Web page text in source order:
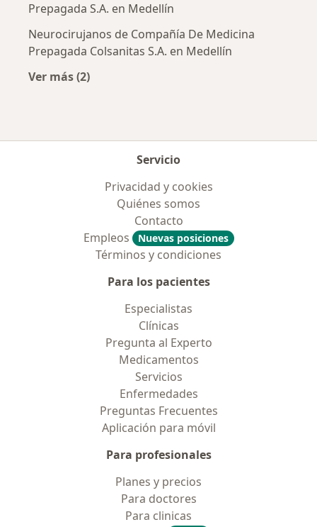
Prepagada S.A. en Medellín
Neurocirujanos de Compañía De Medicina
Prepagada Colsanitas S.A. en Medellín
Ver más (2)
Servicio
Privacidad y cookies
Quiénes somos
Contacto
Empleos
Nuevas posiciones
Términos y condiciones
Para los pacientes
Especialistas
Clínicas
Pregunta al Experto
Medicamentos
Servicios
Enfermedades
Preguntas Frecuentes
Aplicación para móvil
Para profesionales
Planes y precios
Para doctores
Para clinicas